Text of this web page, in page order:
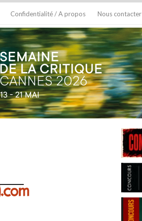
Confidentialité / A propos Nous contacter